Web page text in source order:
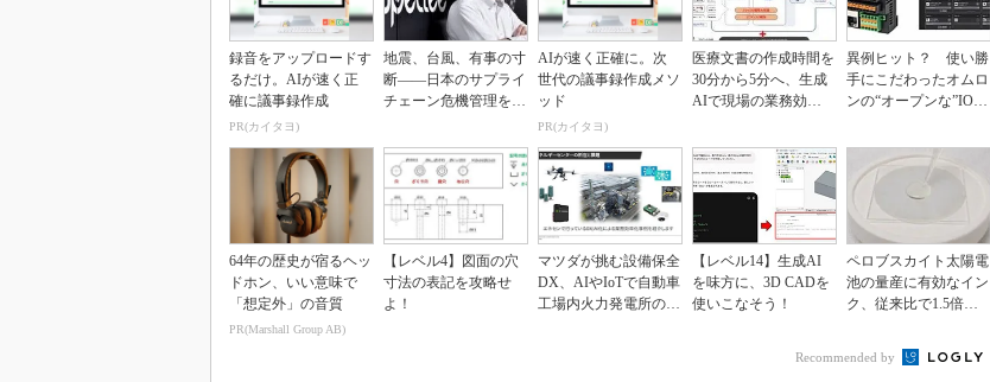
録音をアップロードす
るだけ。AIが速く正
確に議事録作成
PR(カイタヨ)
地震、台風、有事の寸
断――日本のサプライ
チェーン危機管理を変
AIが速く正確に。次
世代の議事録作成メソ
ッド
PR(カイタヨ)
医療文書の作成時間を
30分から5分へ、生成
AIで現場の業務効率
異例ヒット？ 使い勝
手にこだわったオムロ
ンの“オープンな”IO-L
64年の歴史が宿るヘッ
ドホン、いい意味で
「想定外」の音質
PR(Marshall Group AB)
【レベル4】図面の穴
寸法の表記を攻略せ
よ！
マツダが挑む設備保全
DX、AIやIoTで自動車
工場内火力発電所の現
【レベル14】生成AI
を味方に、3D CADを
使いこなそう！
ペロブスカイト太陽電
池の量産に有効なイン
ク、従来比で1.5倍の
Recommended by